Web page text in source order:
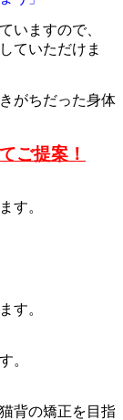
いますので、
ていただけま
がちだった身体
ご提案！
す。
ます。
す。
背の矯正を目指